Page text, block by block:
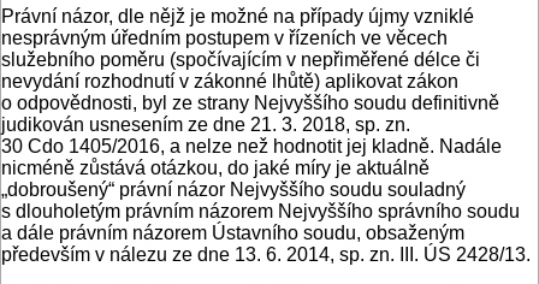
Právní názor, dle nějž je možné na případy újmy vzniklé
nesprávným úředním postupem v řízeních ve věcech
služebního poměru (spočívajícím v nepřiměřené délce či
nevydání rozhodnutí v zákonné lhůtě) aplikovat zákon
o odpovědnosti, byl ze strany Nejvyššího soudu definitivně
judikován usnesením ze dne 21. 3. 2018, sp. zn.
30 Cdo 1405/2016, a nelze než hodnotit jej kladně. Nadále
nicméně zůstává otázkou, do jaké míry je aktuálně
„dobroušený“ právní názor Nejvyššího soudu souladný
s dlouholetým právním názorem Nejvyššího správního soudu
a dále právním názorem Ústavního soudu, obsaženým
především v nálezu ze dne 13. 6. 2014, sp. zn. III. ÚS 2428/13.